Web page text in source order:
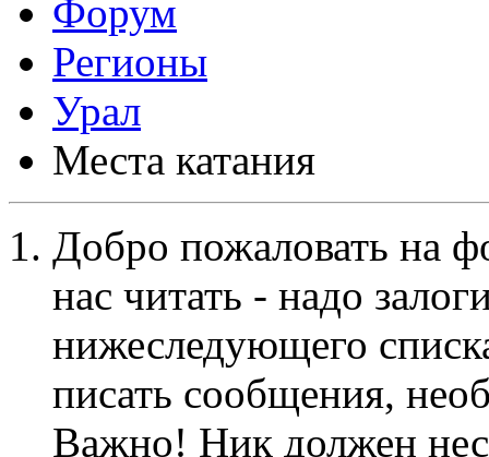
Форум
Регионы
Урал
Места катания
Добро пожаловать на
нас читать - надо
нижеследующего
писать сообщения,
Важно! Ник должен